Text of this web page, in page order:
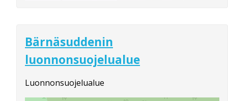
Bärnäsuddenin
luonnonsuojelualue
Luonnonsuojelualue